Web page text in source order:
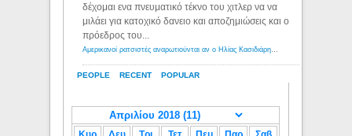
PEOPLE RECENT POPULAR
δέχομαι ενα πνευματικό τέκνο του χιτλερ να να
μιλάει για κατοχικό δανειο και αποζημιώσεις και ο
πρόεδρος του...
Αμερικανοί ρατσιστές αναρωτιούνται αν ο Ηλίας Κασιδιάρης ανήκει στη λευκή φυλή... - Λόγιος Ερμής